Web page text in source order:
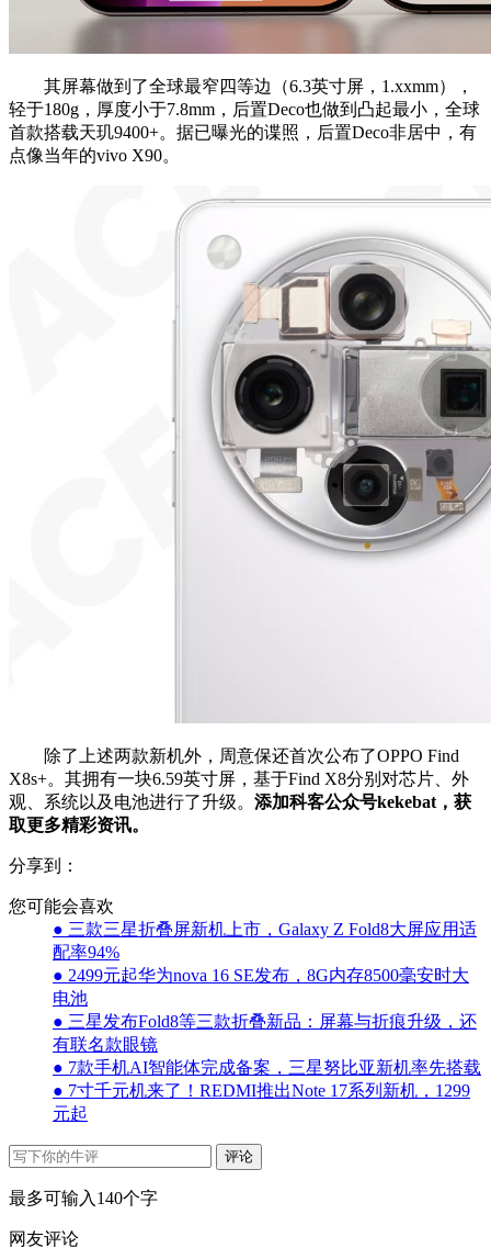
其屏幕做到了全球最窄四等边（6.3英寸屏，1.xxmm），
轻于180g，厚度小于7.8mm，后置Deco也做到凸起最小，全球
首款搭载天玑9400+。据已曝光的谍照，后置Deco非居中，有
点像当年的vivo X90。
除了上述两款新机外， 周意保还首次公布了OPPO Find
X8s+。其拥有一块6.59英寸屏，基于Find X8分别对芯片、外
观、系统以及电池进行了升级。 添加科客公众号kekebat，获
取更多精彩资讯。
分享到：
您可能会喜欢
● 三款三星折叠屏新机上市，Galaxy Z Fold8大屏应用适
配率94%
● 2499元起华为nova 16 SE发布，8G内存8500毫安时大
电池
● 三星发布Fold8等三款折叠新品：屏幕与折痕升级，还
有联名款眼镜
● 7款手机AI智能体完成备案，三星努比亚新机率先搭载
● 7寸千元机来了！REDMI推出Note 17系列新机，1299
元起
评论
最多可输入140个字
网友评论